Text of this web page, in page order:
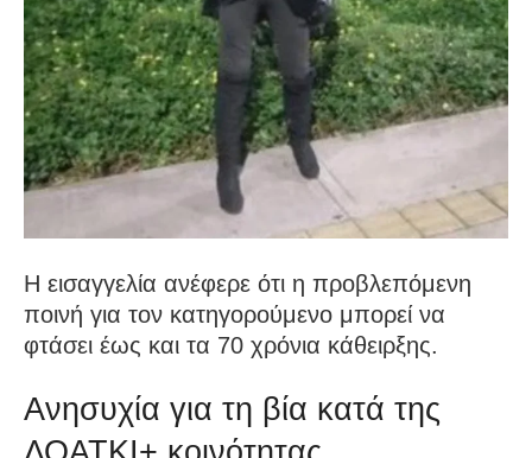
Η εισαγγελία ανέφερε ότι η προβλεπόμενη
ποινή για τον κατηγορούμενο μπορεί να
φτάσει έως και τα 70 χρόνια κάθειρξης.
Ανησυχία για τη βία κατά της